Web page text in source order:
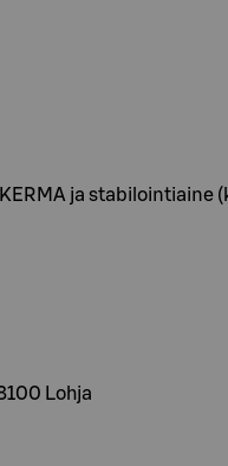
ja stabilointiaine
Lohja